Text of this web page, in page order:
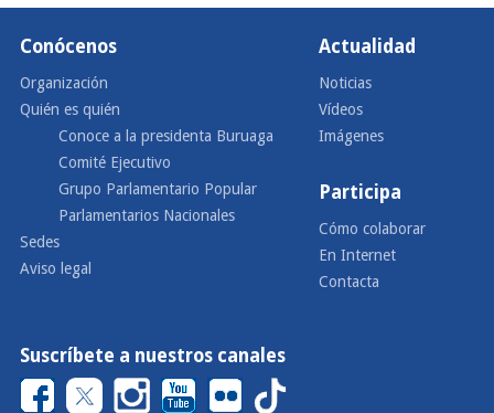
Conócenos
Organización
Quién es quién
Conoce a la presidenta Buruaga
Comité Ejecutivo
Grupo Parlamentario Popular
Parlamentarios Nacionales
Sedes
Aviso legal
Actualidad
Noticias
Vídeos
Imágenes
Participa
Cómo colaborar
En Internet
Contacta
Suscríbete a nuestros canales